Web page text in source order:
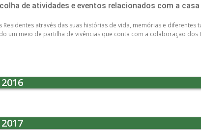
de atividades e eventos relacionados com a
através das suas histórias de vida, memórias e diferentes
um meio de partilha de vivências que conta com a colaboração dos
2016
2017